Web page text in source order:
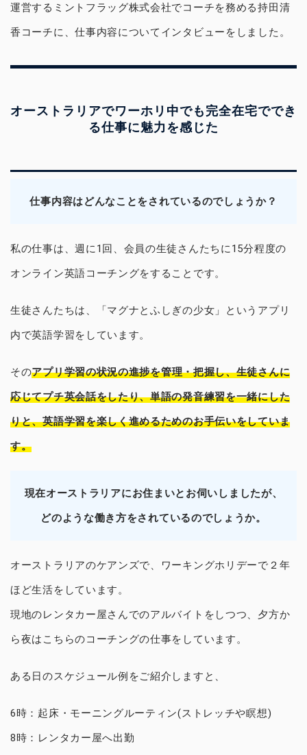
運営するミントフラッグ株式会社でコーチを務める持田清
香コーチに、仕事内容についてインタビューをしました。
オーストラリアでワーホリ中でも完全在宅ででき
る仕事に魅力を感じた
仕事内容はどんなことをされているのでしょうか？
私の仕事は、週に1回、会員の生徒さんたちに15分程度の
オンライン英語コーチングをすることです。
生徒さんたちは、「マグナとふしぎの少女」というアプリ
内で英語学習をしています。
そのアプリ学習の状況の進捗を管理・把握し、生徒さんに
応じてプチ英会話をしたり、単語の発音練習を一緒にした
りと、英語学習を楽しく進めるためのお手伝いをしていま
す。
現在オーストラリアにお住まいとお伺いしましたが、
どのような働き方をされているのでしょうか。
オーストラリアのケアンズで、ワーキングホリデーで２年
ほど生活をしています。
現地のレンタカー屋さんでのアルバイトをしつつ、夕方か
ら夜はこちらのコーチングの仕事をしています。
ある日のスケジュール例をご紹介しますと、
6時：起床・モーニングルーティン(ストレッチや瞑想)
8時：レンタカー屋へ出勤